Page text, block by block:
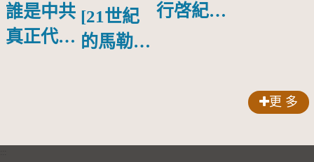
誰是中共
真正代言
[21世紀
的馬勒、
的依戀—
行啓紀念
更 多